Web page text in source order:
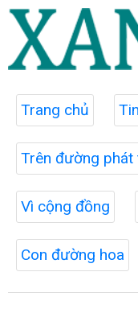
Trang chủ
Trên đường phát
Vì cộng đồng
Con đường hoa